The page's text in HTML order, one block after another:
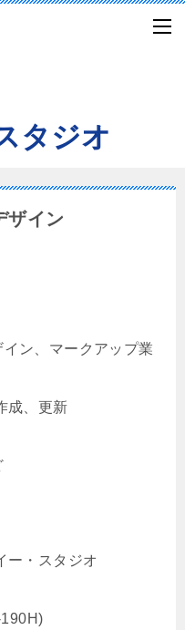
タジオ
ザイン
イン、マークアップ業
成、更新
・スタジオ